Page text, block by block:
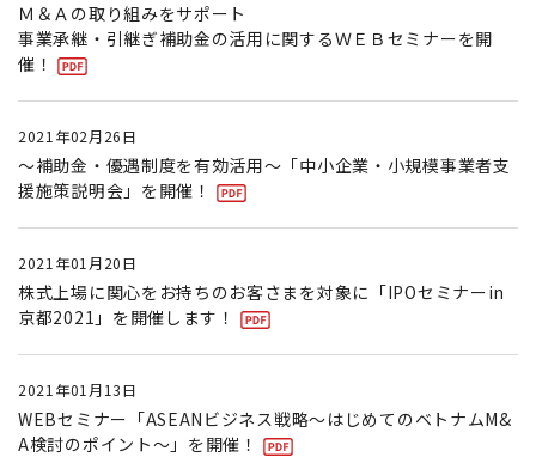
Ｍ＆Ａの取り組みをサポート
事業承継・引継ぎ補助金の活用に関するＷＥＢセミナーを開
催！
2021年02月26日
〜補助金・優遇制度を有効活用〜「中小企業・小規模事業者支
援施策説明会」を開催！
2021年01月20日
株式上場に関心をお持ちのお客さまを対象に「IPOセミナーin
京都2021」を開催します！
2021年01月13日
WEBセミナー「ASEANビジネス戦略〜はじめてのベトナムM&
A検討のポイント〜」を開催！